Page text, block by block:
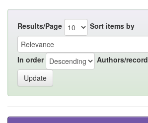
Results/Page Sort items by
In order Authors/record